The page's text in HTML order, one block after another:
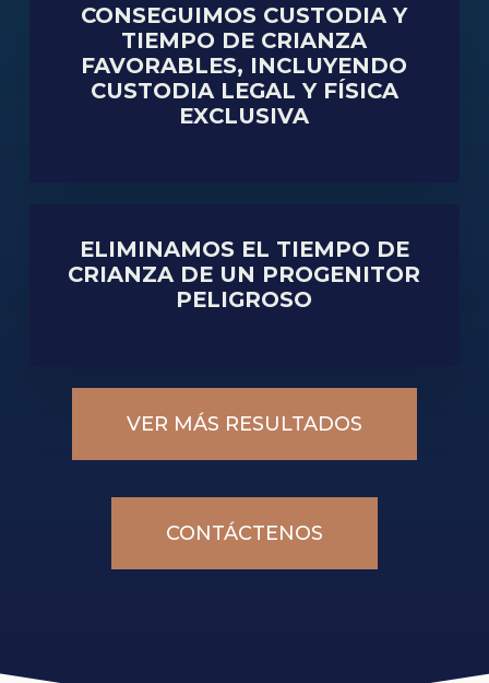
CONSEGUIMOS CUSTODIA Y
TIEMPO DE CRIANZA
FAVORABLES, INCLUYENDO
CUSTODIA LEGAL Y FÍSICA
EXCLUSIVA
ELIMINAMOS EL TIEMPO DE
CRIANZA DE UN PROGENITOR
PELIGROSO
VER MÁS RESULTADOS
CONTÁCTENOS